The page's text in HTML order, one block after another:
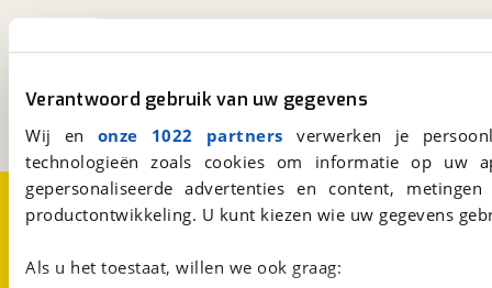
Verantwoord gebruik van uw gegevens
Wij en onze 1022 partners verwerken je
technologieën zoals cookies om informatie op
gepersonaliseerde advertenties en content,
productontwikkeling. U kunt kiezen wie uw gegevens
Als u het toestaat, willen we ook graag:
Een initiatief van
Over viaBOVAG.nlDisclaimer- en Privacyverklaring
CookievoorkeurenVacatures